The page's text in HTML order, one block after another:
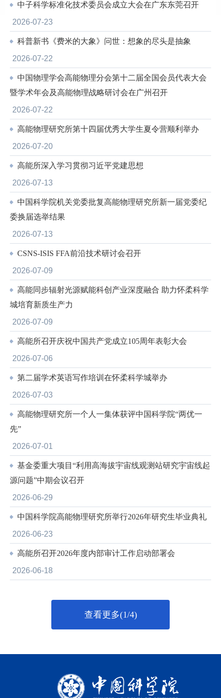
中子科学标准化技术委员会成立大会在广东东莞召开
2026-07-23
科普新书《费米的大象》问世：想象的尽头是抽象
2026-07-22
中国物理学会高能物理分会第十二届全国会员代表大会
暨学术年会及高能物理战略研讨会在广州召开
2026-07-22
高能物理研究所第十四届优秀大学生夏令营顺利举办
2026-07-20
高能所深入学习贯彻习近平党建思想
2026-07-13
中国科学院机关党委批复高能物理研究所新一届党委纪
委换届选举结果
2026-07-13
CSNS-ISIS FFA前沿技术研讨会召开
2026-07-09
高能同步辐射光源赋能科创产业深度融合 助力怀柔科学
城培育新质生产力
2026-07-09
高能所召开庆祝中国共产党成立105周年表彰大会
2026-07-06
第二届学术英语写作培训在怀柔科学城举办
2026-07-03
高能物理研究所一个人一集体获评中国科学院“两优一
先”
2026-07-01
基金委重大项目“利用高海拔宇宙线观测站研究宇宙线起
源问题”中期会议召开
2026-06-29
中国科学院高能物理研究所举行2026年研究生毕业典礼
2026-06-23
高能所召开2026年度内部审计工作启动部署会
2026-06-18
查看更多(1/4)